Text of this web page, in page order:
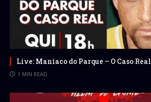
Live: Maníaco do Parque – O Caso Real
1 MIN READ